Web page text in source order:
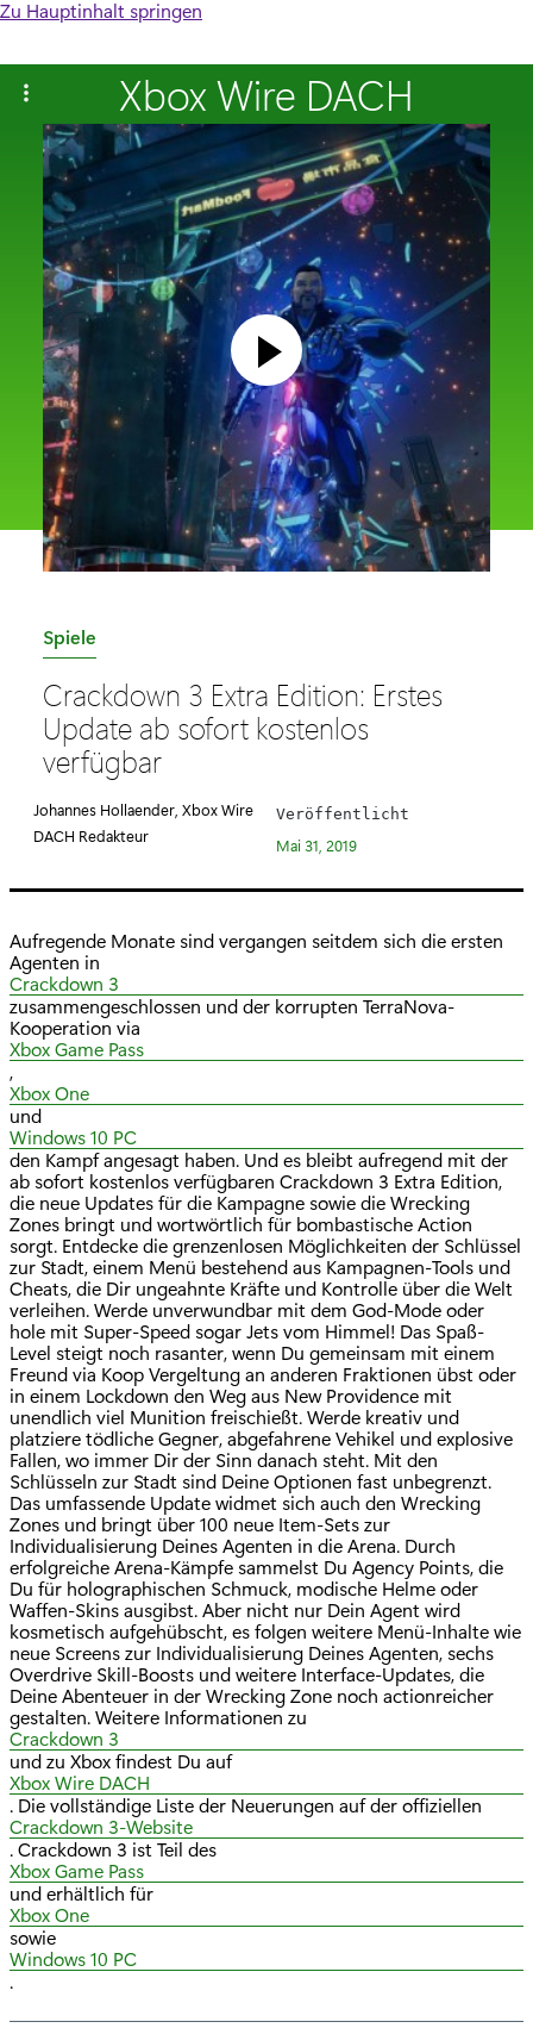
Zu Hauptinhalt springen
Xbox Wire DACH
K
t
e
g
r
e
Spiele
Crackdown 3 Extra Edition: Erstes
Update ab sofort kostenlos
verfügbar
Johannes Hollaender, Xbox Wire
DACH Redakteur
Veröffentlicht
Mai 31, 2019
Aufregende Monate sind vergangen seitdem sich die ersten
Agenten in
Crackdown 3
zusammengeschlossen und der korrupten TerraNova-
Kooperation via
Xbox Game Pass
,
Xbox One
und
Windows 10 PC
den Kampf angesagt haben. Und es bleibt aufregend mit der
ab sofort kostenlos verfügbaren Crackdown 3 Extra Edition,
die neue Updates für die Kampagne sowie die Wrecking
Zones bringt und wortwörtlich für bombastische Action
sorgt. Entdecke die grenzenlosen Möglichkeiten der Schlüssel
zur Stadt, einem Menü bestehend aus Kampagnen-Tools und
Cheats, die Dir ungeahnte Kräfte und Kontrolle über die Welt
verleihen. Werde unverwundbar mit dem God-Mode oder
hole mit Super-Speed sogar Jets vom Himmel! Das Spaß-
Level steigt noch rasanter, wenn Du gemeinsam mit einem
Freund via Koop Vergeltung an anderen Fraktionen übst oder
in einem Lockdown den Weg aus New Providence mit
unendlich viel Munition freischießt. Werde kreativ und
platziere tödliche Gegner, abgefahrene Vehikel und explosive
Fallen, wo immer Dir der Sinn danach steht. Mit den
Schlüsseln zur Stadt sind Deine Optionen fast unbegrenzt.
Das umfassende Update widmet sich auch den Wrecking
Zones und bringt über 100 neue Item-Sets zur
Individualisierung Deines Agenten in die Arena. Durch
erfolgreiche Arena-Kämpfe sammelst Du Agency Points, die
Du für holographischen Schmuck, modische Helme oder
Waffen-Skins ausgibst. Aber nicht nur Dein Agent wird
kosmetisch aufgehübscht, es folgen weitere Menü-Inhalte wie
neue Screens zur Individualisierung Deines Agenten, sechs
Overdrive Skill-Boosts und weitere Interface-Updates, die
Deine Abenteuer in der Wrecking Zone noch actionreicher
gestalten. Weitere Informationen zu
Crackdown 3
und zu Xbox findest Du auf
Xbox Wire DACH
. Die vollständige Liste der Neuerungen auf der offiziellen
Crackdown 3-Website
. Crackdown 3 ist Teil des
Xbox Game Pass
und erhältlich für
Xbox One
sowie
Windows 10 PC
.